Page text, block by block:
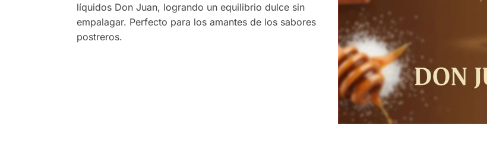
líquidos Don Juan, logrando un equilibrio dulce sin
empalagar. Perfecto para los amantes de los sabores
postreros.